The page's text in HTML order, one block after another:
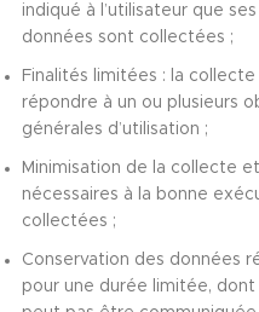
indiqué à l’utilisateur que
données sont collectées ;
Finalités limitées : la
répondre à un ou plusieurs
générales d’utilisation ;
Minimisation de la collecte
nécessaires à la bonne
collectées ;
Conservation des données
pour une durée limitée,